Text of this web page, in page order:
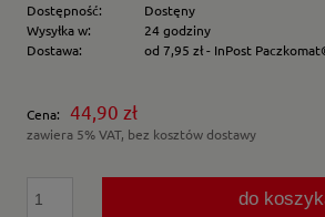
Dostępność:
Dostęny
Wysyłka w:
24 godziny
Dostawa:
od 7,95 zł- InPost
Cena nie zawiera ewentualnych kosztów
Cena: 44,90 zł
zawiera 5% VAT, bez kosztów dostawy
do